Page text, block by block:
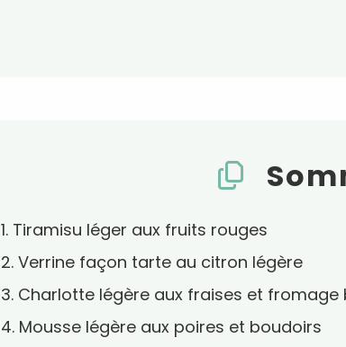
1. Tiramisu léger aux fruits rouges
2. Verrine façon tarte au citron légère
3. Charlotte légère aux fraises et fromage
4. Mousse légère aux poires et boudoirs